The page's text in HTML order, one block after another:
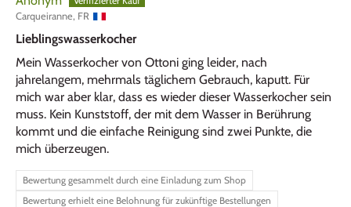
Carqueiranne, FR
Lieblingswasserkocher
Mein Wasserkocher von Ottoni ging leider, nach
jahrelangem, mehrmals täglichem Gebrauch, kaputt. Für
mich war aber klar, dass es wieder dieser Wasserkocher sein
muss. Kein Kunststoff, der mit dem Wasser in Berührung
kommt und die einfache Reinigung sind zwei Punkte, die
mich überzeugen.
Bewertung gesammelt durch eine Einladung zum Shop
Bewertung erhielt eine Belohnung für zukünftige Bestellungen